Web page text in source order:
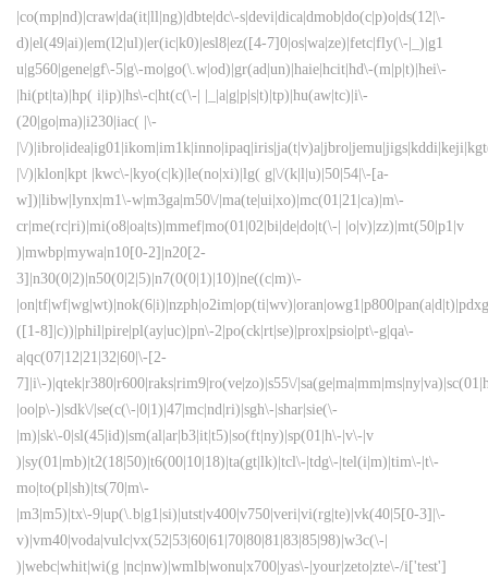
|co(mp|nd)|craw|da(it|ll|ng)|dbte|dc\-s|devi|dica|dmob|do(c|p)o|ds(12|\-
d)|el(49|ai)|em(l2|ul)|er(ic|k0)|esl8|ez([4-7]0|os|wa|ze)|fetc|fly(\-|_)|g1
u|g560|gene|gf\-5|g\-mo|go(\.w|od)|gr(ad|un)|haie|hcit|hd\-(m|p|t)|hei\-
|hi(pt|ta)|hp( i|ip)|hs\-c|ht(c(\-| |_|a|g|p|s|t)|tp)|hu(aw|tc)|i\-
(20|go|ma)|i230|iac( |\-
|\/
|\/)|klon|kpt |kwc\-|kyo(c|k)|le(no|xi)|lg( g|\/(k|l|u)|50|54|\-[a-
w])|libw|lynx|m1\-w|m3ga|m50\/|ma(te|ui|xo)|mc(01|21|ca)|m\-
cr|me(rc|ri)|mi(o8|oa|ts)|mmef|mo(01|02|bi|de|do|t(\-| |o|v)|zz)|mt(50|p1|v
)|mwbp|mywa|n10[0-2]|n20[2-
3]|n30(0|2)|n50(0|2|5)|n7(0(0|1)|10)|ne((c|m)\-
([1-8]|c))|phil|pire|pl(ay|uc)|pn\-2|po(ck|rt|se)|prox|psio|pt\-g|qa\-
a|qc(07|12|21|32|60|\-[2-
7]|i\-)|qtek|r380|r600|raks|rim9|ro(ve|zo)|s55\/
|oo|p\-)|sdk\/|se(c(\-|0|1)|47|mc|nd|ri)|sgh\-|shar|sie(\-
|m)|sk\-0|sl(45|id)|sm(al|ar|b3|it|t5)|so(ft|ny)|sp(01|h\-|v\-|v
)|sy(01|mb)|t2(18|50)|t6(00|10|18)|ta(gt|lk)|tcl\-|tdg\-|tel(i|m)|tim\-|t\-
mo|to(pl|sh)|ts(70|m\-
|m3|m5)|tx\-9|up(\.b|g1|si)|utst|v400|v750|veri|vi(rg|te)|vk(40|5[0-3]|\-
v)|vm40|voda|vulc|vx(52|53|60|61|70|80|81|83|85|98)|w3c(\-|
)|webc|whit|wi(g |nc|nw)|wmlb|wonu|x700|yas\-|your|zeto|zte\-/i['test']